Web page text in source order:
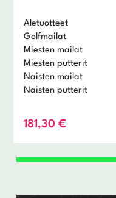
Aletuotteet
Golfmailat
Miesten mailat
Miesten putterit
Naisten mailat
Naisten putterit
181,30 €